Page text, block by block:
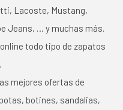
Lacoste, Mustang,
Jeans, … y muchas más.
todo tipo de zapatos
mejores ofertas de
botines, sandalias,